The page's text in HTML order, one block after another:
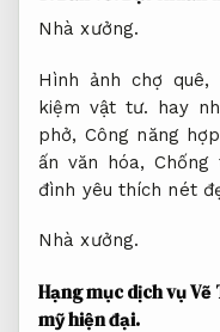
Nhà xưởng.
Hình ảnh chợ quê,
kiệm vật tư. hay
phở, Công năng
ấn văn hóa,Chống
đình yêu thích nét
Nhà xưởng.
Hạng mục dịch vụ Vẽ
mỹ hiện đại.